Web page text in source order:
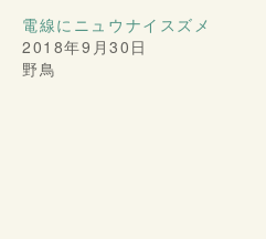
電線にニュウナイスズメ
2018年9月30日
野鳥